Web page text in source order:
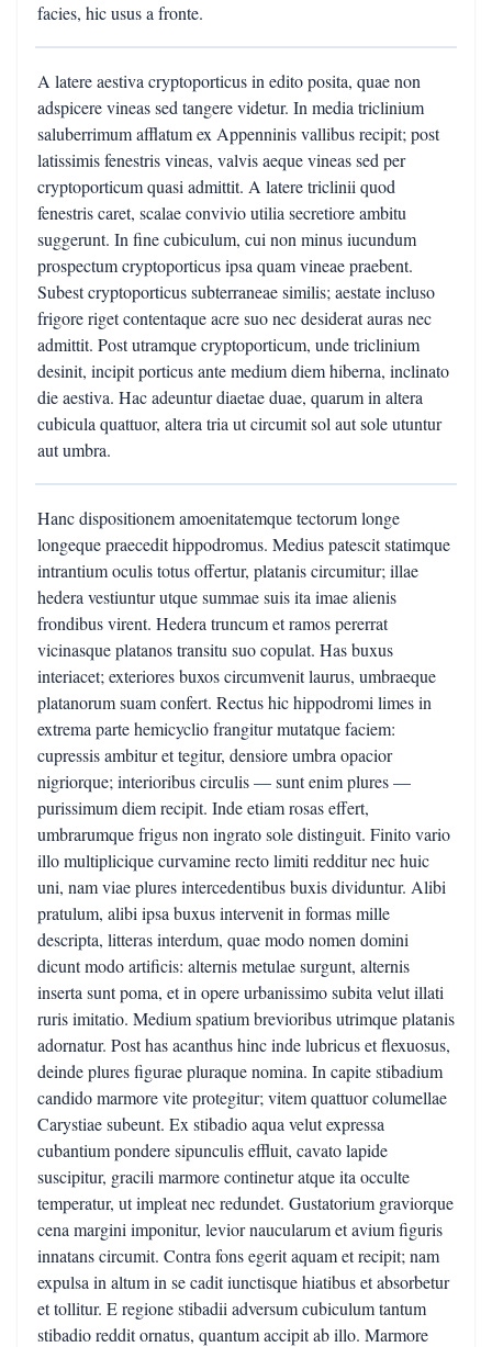
facies, hic usus a fronte.
A latere aestiva cryptoporticus in edito posita, quae non
adspicere vineas sed tangere videtur. In media triclinium
saluberrimum afflatum ex Appenninis vallibus recipit; post
latissimis fenestris vineas, valvis aeque vineas sed per
cryptoporticum quasi admittit. A latere triclinii quod
fenestris caret, scalae convivio utilia secretiore ambitu
suggerunt. In fine cubiculum, cui non minus iucundum
prospectum cryptoporticus ipsa quam vineae praebent.
Subest cryptoporticus subterraneae similis; aestate incluso
frigore riget contentaque acre suo nec desiderat auras nec
admittit. Post utramque cryptoporticum, unde triclinium
desinit, incipit porticus ante medium diem hiberna, inclinato
die aestiva. Hac adeuntur diaetae duae, quarum in altera
cubicula quattuor, altera tria ut circumit sol aut sole utuntur
aut umbra.
Hanc dispositionem amoenitatemque tectorum longe
longeque praecedit hippodromus. Medius patescit statimque
intrantium oculis totus offertur, platanis circumitur; illae
hedera vestiuntur utque summae suis ita imae alienis
frondibus virent. Hedera truncum et ramos pererrat
vicinasque platanos transitu suo copulat. Has buxus
interiacet; exteriores buxos circumvenit laurus, umbraeque
platanorum suam confert. Rectus hic hippodromi limes in
extrema parte hemicyclio frangitur mutatque faciem:
cupressis ambitur et tegitur, densiore umbra opacior
nigriorque; interioribus circulis — sunt enim plures —
purissimum diem recipit. Inde etiam rosas effert,
umbrarumque frigus non ingrato sole distinguit. Finito vario
illo multiplicique curvamine recto limiti redditur nec huic
uni, nam viae plures intercedentibus buxis dividuntur. Alibi
pratulum, alibi ipsa buxus intervenit in formas mille
descripta, litteras interdum, quae modo nomen domini
dicunt modo artificis: alternis metulae surgunt, alternis
inserta sunt poma, et in opere urbanissimo subita velut illati
ruris imitatio. Medium spatium brevioribus utrimque platanis
adornatur. Post has acanthus hinc inde lubricus et flexuosus,
deinde plures figurae pluraque nomina. In capite stibadium
candido marmore vite protegitur; vitem quattuor columellae
Carystiae subeunt. Ex stibadio aqua velut expressa
cubantium pondere sipunculis effluit, cavato lapide
suscipitur, gracili marmore continetur atque ita occulte
temperatur, ut impleat nec redundet. Gustatorium graviorque
cena margini imponitur, levior naucularum et avium figuris
innatans circumit. Contra fons egerit aquam et recipit; nam
expulsa in altum in se cadit iunctisque hiatibus et absorbetur
et tollitur. E regione stibadii adversum cubiculum tantum
stibadio reddit ornatus, quantum accipit ab illo. Marmore